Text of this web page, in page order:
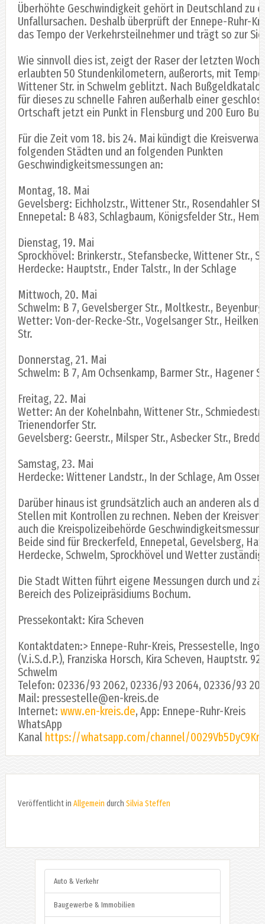
Überhöhte Geschwindigkeit gehört in Deutschland zu
Unfallursachen. Deshalb überprüft der Ennepe-Ruhr-
das Tempo der Verkehrsteilnehmer und trägt so zur
Wie sinnvoll dies ist, zeigt der Raser der letzten
erlaubten 50 Stundenkilometern, außerorts, mit
Wittener Str. in Schwelm geblitzt. Nach
für dieses zu schnelle Fahren außerhalb einer
Ortschaft jetzt ein Punkt in Flensburg und 200 Euro
Für die Zeit vom 18. bis 24. Mai kündigt die
folgenden Städten und an folgenden Punkten
Geschwindigkeitsmessungen an:
Montag, 18. Mai
Gevelsberg: Eichholzstr., Wittener Str., Rosendahler
Ennepetal: B 483, Schlagbaum, Königsfelder Str.,
Dienstag, 19. Mai
Sprockhövel: Brinkerstr., Stefansbecke, Wittener Str.,
Herdecke: Hauptstr., Ender Talstr., In der Schlage
Mittwoch, 20. Mai
Schwelm: B 7, Gevelsberger Str., Moltkestr.,
Wetter: Von-der-Recke-Str., Vogelsanger Str.,
Str.
Donnerstag, 21. Mai
Schwelm: B 7, Am Ochsenkamp, Barmer Str., Hagener
Freitag, 22. Mai
Wetter: An der Kohelnbahn, Wittener Str., Schmiedestr.,
Trienendorfer Str.
Gevelsberg: Geerstr., Milsper Str., Asbecker Str.,
Samstag, 23. Mai
Herdecke: Wittener Landstr., In der Schlage, Am
Darüber hinaus ist grundsätzlich auch an anderen als
Stellen mit Kontrollen zu rechnen. Neben der
auch die Kreispolizeibehörde
Beide sind für Breckerfeld, Ennepetal, Gevelsberg,
Herdecke, Schwelm, Sprockhövel und Wetter
Die Stadt Witten führt eigene Messungen durch und
Bereich des Polizeipräsidiums Bochum.
Pressekontakt: Kira Scheven
Kontaktdaten:> Ennepe-Ruhr-Kreis, Pressestelle, Ingo
(V.i.S.d.P.), Franziska Horsch, Kira Scheven, Hauptstr.
Schwelm
Telefon: 02336/93 2062, 02336/93 2064, 02336/93
Mail: pressestelle@en-kreis.de
Internet: www.en-kreis.de, App: Ennepe-Ruhr-Kreis
WhatsApp
Kanal https://whatsapp.com/channel/
Veröffentlicht in Allgemein durch Silvia Steffen
Auto & Verkehr
Baugewerbe & Immobilien